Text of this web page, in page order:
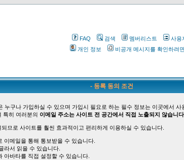
FAQ 검색 멤버리스트 사용
개인 정보
비공개 메시지를 확인하려
- 등록 동의 조건
누구나 가입하실 수 있으며 가입시 필요로 하는 필수 정보는 이곳에서
특히 여러분의 이메일 주소는 사이트 전 공간에서 직접 노출되지 않습니다.
므로 사이트를 훨씬 효과적이고 편리하게 이용하실 수 있습니다.
이메일을 통해 통보받을 수 있습니다.
라서 읽을 수 있습니다.
아바타를 직접 설정할 수 있습니다.